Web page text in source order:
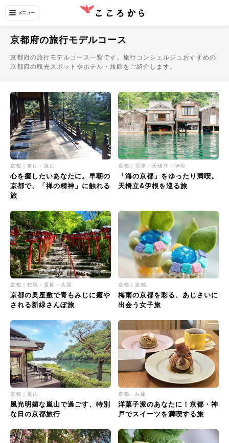
京都府の旅行モデルコース
京都府の旅行モデルコース一覧です。旅行コンシェルジュおすすめの
京都府の観光スポットやホテル・旅館をご紹介します。
京都｜東山・嵐山
心を癒したいあなたに。早朝の
京都で、「禅の精神」に触れる
旅
京都｜宮津・天橋立・伊根
「海の京都」をゆったり満喫。
天橋立&伊根を巡る旅
京都｜鞍馬・貴船・大原
京都の奥座敷で青もみじに癒や
される新緑さんぽ旅
京都｜京都
梅雨の京都を彩る、あじさいに
出会う女子旅
京都｜嵐山
風光明媚な嵐山で過ごす、特別
な日の京都旅行
京都・兵庫
洋菓子派のあなたに！京都・神
戸でスイーツを満喫する旅